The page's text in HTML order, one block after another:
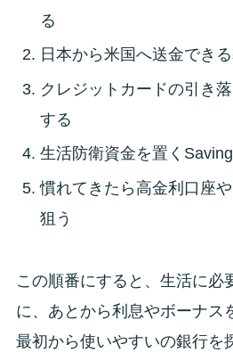
る
日本から米国へ送金でき
クレジットカードの引き
する
生活防衛資金を置く
慣れてきたら高金利口座
狙う
この順番にすると、生活に必
に、あとから利息やボーナス
最初から使いやすいの銀行を